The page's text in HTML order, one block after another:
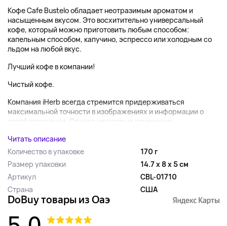
Кофе Cafe Bustelo обладает неотразимым ароматом и
насыщенным вкусом. Это восхитительно универсальный
кофе, который можно приготовить любым способом:
капельным способом, капучино, эспрессо или холодным со
льдом на любой вкус.
Лучший кофе в компании!
Чистый кофе.
Компания iHerb всегда стремится придерживаться
максимальной точности в изображениях и информации о
своей продукции. Однако некоторые изменения,...
Читать описание
Количество в упаковке
170 г
Размер упаковки
14.7 x 8 x 5 см
Артикул
CBL-01710
Страна
США